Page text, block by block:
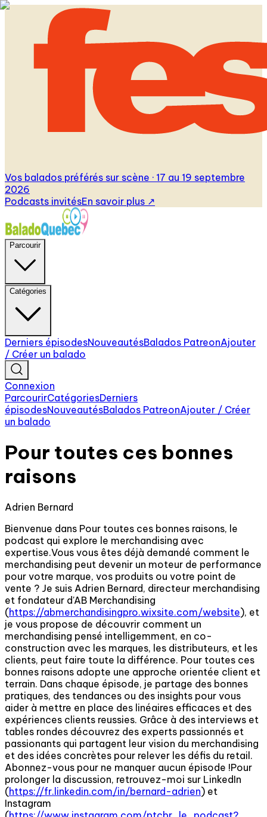
Vos balados préférés sur scène · 17 au 19 septembre
2026
Podcasts invitésEn savoir plus ↗
Parcourir
Catégories
Derniers épisodesNouveautésBalados PatreonAjouter
/ Créer un balado
Connexion
ParcourirCatégoriesDerniers
épisodesNouveautésBalados PatreonAjouter / Créer
un balado
Pour toutes ces bonnes
raisons
Adrien Bernard
Bienvenue dans Pour toutes ces bonnes raisons, le
podcast qui explore le merchandising avec
expertise.Vous vous êtes déjà demandé comment le
merchandising peut devenir un moteur de performance
pour votre marque, vos produits ou votre point de
vente ? Je suis Adrien Bernard, directeur merchandising
et fondateur d'AB Merchandising
(https://abmerchandisingpro.wixsite.com/website), et
je vous propose de découvrir comment un
merchandising pensé intelligemment, en co-
construction avec les marques, les distributeurs, et les
clients, peut faire toute la différence. Pour toutes ces
bonnes raisons adopte une approche orientée client et
terrain. Dans chaque épisode, je partage des bonnes
pratiques, des tendances ou des insights pour vous
aider à mettre en place des linéaires efficaces et des
expériences clients reussies. Grâce à des interviews et
tables rondes découvrez des experts passionnés et
passionants qui partagent leur vision du merchandising
et des idées concrètes pour relever les défis du retail.
Abonnez-vous pour ne manquer aucun épisode !Pour
prolonger la discussion, retrouvez-moi sur LinkedIn
(https://fr.linkedin.com/in/bernard-adrien) et
Instagram